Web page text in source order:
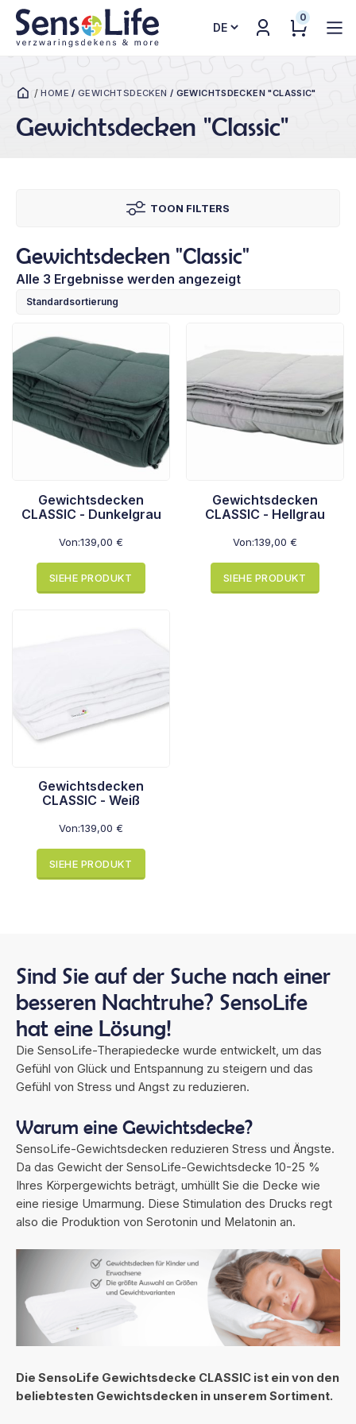
Sprache
0
/ HOME /GEWICHTSDECKEN / GEWICHTSDECKEN "CLASSIC"
Gewichtsdecken "Classic"
TOON FILTERS
Gewichtsdecken "Classic"
Alle 3 Ergebnisse werden angezeigt
Gewichtsdecken
CLASSIC - Dunkelgrau
Von:139,00 €
SIEHE PRODUKT
Gewichtsdecken
CLASSIC - Hellgrau
Von:139,00 €
SIEHE PRODUKT
Gewichtsdecken
CLASSIC - Weiß
Von:139,00 €
SIEHE PRODUKT
Sind Sie auf der Suche nach einer
besseren Nachtruhe? SensoLife
hat eine Lösung!
Die SensoLife-Therapiedecke wurde entwickelt, um das
Gefühl von Glück und Entspannung zu steigern und das
Gefühl von Stress und Angst zu reduzieren.
Warum eine Gewichtsdecke?
SensoLife-Gewichtsdecken reduzieren Stress und Ängste.
Da das Gewicht der SensoLife-Gewichtsdecke 10-25 %
Ihres Körpergewichts beträgt, umhüllt Sie die Decke wie
eine riesige Umarmung. Diese Stimulation des Drucks regt
also die Produktion von Serotonin und Melatonin an.
Die SensoLife Gewichtsdecke CLASSIC ist ein von den
beliebtesten Gewichtsdecken in unserem Sortiment.